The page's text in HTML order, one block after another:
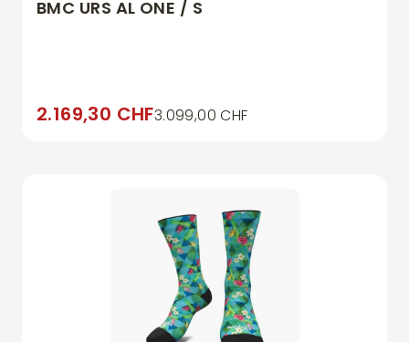
BMC URS AL ONE / S
2.169,30 CHF3.099,00 CHF